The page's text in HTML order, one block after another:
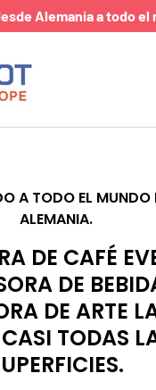
Alemania a todo el
A TODO EL MUNDO
ALEMANIA.
DE CAFÉ
DE
DE ARTE
TODAS